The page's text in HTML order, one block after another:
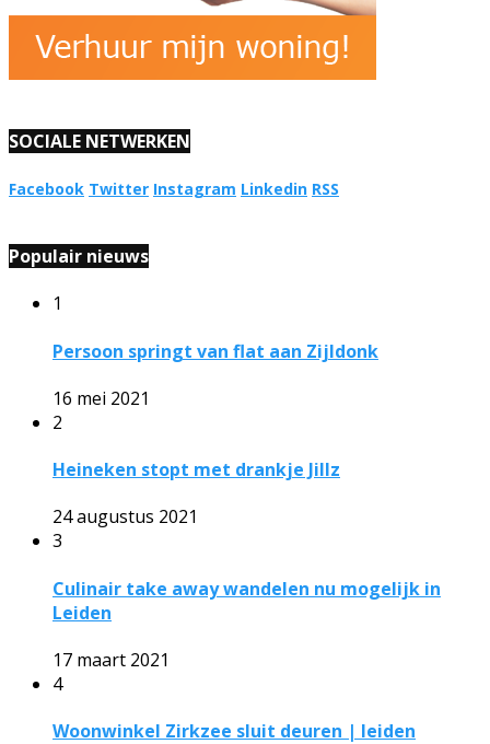
SOCIALE NETWERKEN
Facebook Twitter Instagram Linkedin RSS
Populair nieuws
1
Persoon springt van flat aan Zijldonk
16 mei 2021
2
Heineken stopt met drankje Jillz
24 augustus 2021
3
Culinair take away wandelen nu mogelijk in
Leiden
17 maart 2021
4
Woonwinkel Zirkzee sluit deuren | leiden